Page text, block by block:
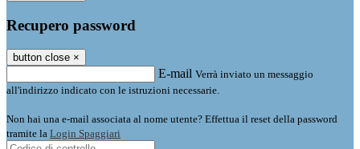
Recupero password
button close ×
E-mail Verrà inviato un messaggio
all'indirizzo indicato con le istruzioni necessarie.
Non hai una e-mail associata al nome utente? Effettua il reset della password
tramite la Login Spaggiari